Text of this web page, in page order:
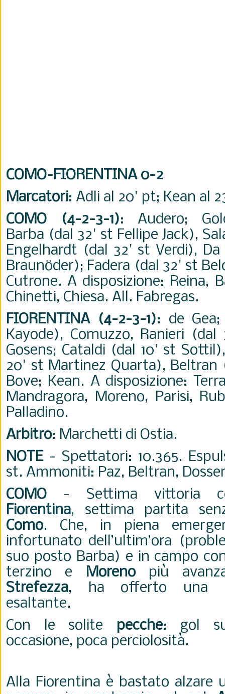
COMO-FIORENTINA 0-2
Marcatori: Adli al 20' pt; Kean al
COMO (4-2-3-1): Audero;
Barba (dal 32' st Fellipe Jack),
Engelhardt (dal 32' st Verdi),
Braunöder); Fadera (dal 32' st
Cutrone. A disposizione: Reina,
Chinetti, Chiesa. All. Fabregas.
FIORENTINA (4-2-3-1): de
Kayode), Comuzzo, Ranieri
Gosens; Cataldi (dal 10' st
20' st Martinez Quarta),
Bove; Kean. A disposizione:
Mandragora, Moreno, Parisi,
Palladino.
Arbitro: Marchetti di Ostia.
NOTE - Spettatori: 10.365.
st. Ammoniti: Paz, Beltran,
COMO - Settima vittoria
Fiorentina, settima partita
Como. Che, in piena
infortunato dell’ultim’ora
suo posto Barba) e in campo
terzino e Morenopiù
Strefezza, ha offerto una
esaltante.
Con le solite pecche: gol
occasione, poca perciolosità.
Alla Fiorentina è bastato alzare